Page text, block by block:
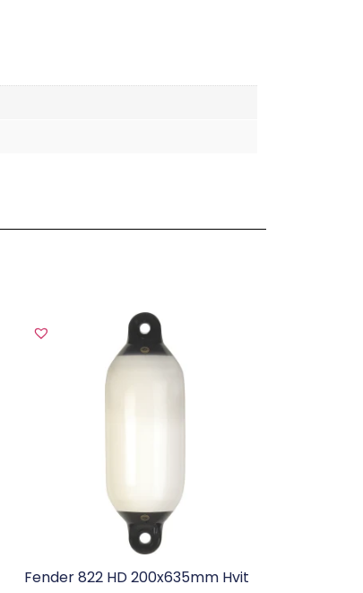
Fender 822 HD 200x635mm Hvit